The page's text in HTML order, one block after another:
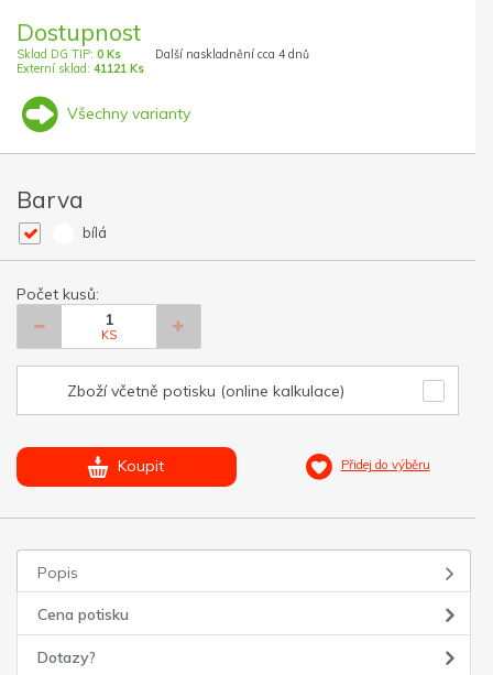
Dostupnost
Sklad DG TIP: 0 Ks
Externí sklad: 41121 Ks
Další naskladnění cca 4 dnů
Všechny varianty
Barva
bílá
Počet kusů:
KS
Zboží včetně potisku (online kalkulace)
Koupit Přidej do výběru
Popis
Cena potisku
Dotazy?